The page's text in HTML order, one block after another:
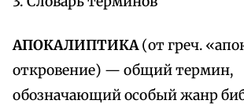
АПОКАЛИПТИКА(от греч.
откровение) — общий термин,
обозначающий особый жанр